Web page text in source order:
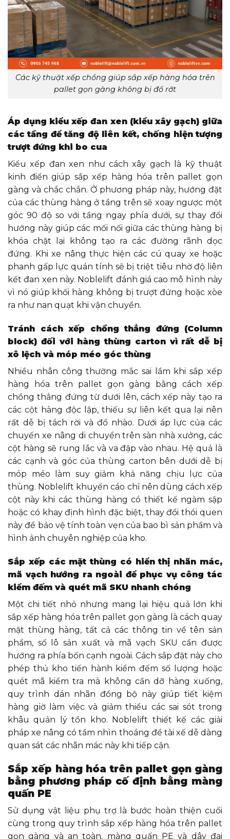
Các kỹ thuật xếp chồng giúp sắp xếp hàng hóa trên
pallet gọn gàng không bị đổ rớt
Áp dụng kiểu xếp đan xen (kiểu xây gạch) giữa
các tầng để tăng độ liên kết, chống hiện tượng
trượt đứng khi bo cua
Kiểu xếp đan xen như cách xây gạch là kỹ thuật
kinh điển giúp sắp xếp hàng hóa trên pallet gọn
gàng và chắc chắn. Ở phương pháp này, hướng đặt
của các thùng hàng ở tầng trên sẽ xoay ngược một
góc 90 độ so với tầng ngay phía dưới, sự thay đổi
hướng này giúp các mối nối giữa các thùng hàng bị
khóa chặt lại không tạo ra các đường rãnh dọc
đứng. Khi xe nâng thực hiện các cú quay xe hoặc
phanh gấp lực quán tính sẽ bị triệt tiêu nhờ độ liên
kết đan xen này. Noblelift đánh giá cao mô hình này
vì nó giúp khối hàng không bị trượt đứng hoặc xòe
ra như nan quạt khi vận chuyển.
Tránh cách xếp chồng thẳng đứng (Column
block) đối với hàng thùng carton vì rất dễ bị
xô lệch và móp méo góc thùng
Nhiều nhân công thường mắc sai lầm khi sắp xếp
hàng hóa trên pallet gọn gàng bằng cách xếp
chồng thẳng đứng từ dưới lên, cách xếp này tạo ra
các cột hàng độc lập, thiếu sự liên kết qua lại nên
rất dễ bị tách rời và đổ nhào. Dưới áp lực của các
chuyến xe nâng di chuyển trên sàn nhà xưởng, các
cột hàng sẽ rung lắc và va đập vào nhau. Hệ quả là
các cạnh và góc của thùng carton bên dưới dễ bị
móp méo làm suy giảm khả năng chịu lực của
thùng. Noblelift khuyến cáo chỉ nên dùng cách xếp
cột này khi các thùng hàng có thiết kế ngàm sập
hoặc có khay định hình đặc biệt, thay đổi thói quen
này để bảo vệ tính toàn vẹn của bao bì sản phẩm và
hình ảnh chuyên nghiệp của kho.
Sắp xếp các mặt thùng có hiển thị nhãn mác,
mã vạch hướng ra ngoài để phục vụ công tác
kiểm đếm và quét mã SKU nhanh chóng
Một chi tiết nhỏ nhưng mang lại hiệu quả lớn khi
sắp xếp hàng hóa trên pallet gọn gàng là cách quay
mặt thùng hàng, tất cả các thông tin về tên sản
phẩm, số lô sản xuất và mã vạch SKU cần được
hướng ra phía bốn cạnh ngoài. Cách sắp đặt này cho
phép thủ kho tiến hành kiểm đếm số lượng hoặc
quét mã kiểm tra mà không cần dỡ hàng xuống,
quy trình dán nhãn đồng bộ này giúp tiết kiệm
hàng giờ làm việc và giảm thiểu các sai sót trong
khâu quản lý tồn kho. Noblelift thiết kế các giải
pháp xe nâng có tầm nhìn thoáng để tài xế dễ dàng
quan sát các nhãn mác này khi tiếp cận.
Sắp xếp hàng hóa trên pallet gọn gàng
bằng phương pháp cố định bằng màng
quấn PE
Sử dụng vật liệu phụ trợ là bước hoàn thiện cuối
cùng trong quy trình sắp xếp hàng hóa trên pallet
gọn gàng và an toàn, màng quấn PE và dây đai